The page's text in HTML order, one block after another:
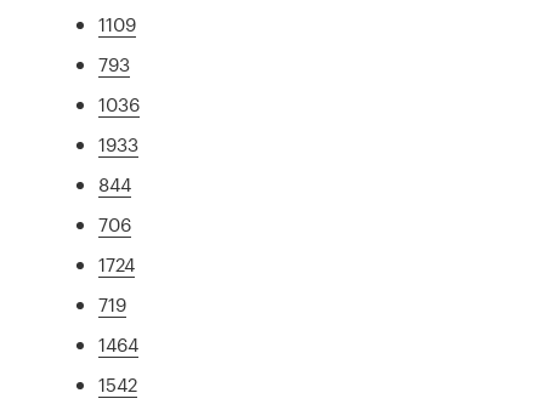
1109
793
1036
1933
844
706
1724
719
1464
1542